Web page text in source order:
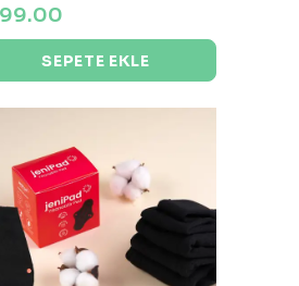
SEPETE EKLE